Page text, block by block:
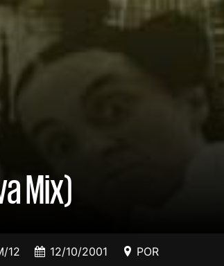
Mix)
12 12/10/2001 POR